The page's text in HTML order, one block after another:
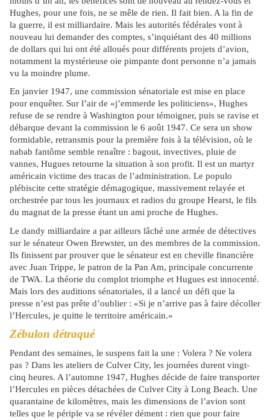
Hughes, pour une fois, ne se mêle de rien. Il fait bien. A la fin de
la guerre, il est milliardaire. Mais les autorités fédérales vont à
nouveau lui demander des comptes, s’inquiétant des 40 millions
de dollars qui lui ont été alloués pour différents projets d’avion,
notamment la mystérieuse oie pimpante dont personne n’a jamais
vu la moindre plume.
En janvier 1947, une commission sénatoriale est mise en place
pour enquêter. Sur l’air de «j’emmerde les politiciens», Hughes
refuse de se rendre à Washington pour témoigner, puis se ravise et
débarque devant la commission le 6 août 1947. Ce sera un show
formidable, retransmis pour la première fois à la télévision, où le
nabab fantôme semble renaître : bagout, invectives, pluie de
vannes, Hugues retourne la situation à son profit. Il est un martyr
américain victime des tracas de l’administration. Le populo
plébiscite cette stratégie démagogique, massivement relayée et
orchestrée par tous les journaux et radios du groupe Hearst, le fils
du magnat de la presse étant un ami proche de Hughes.
Le dandy milliardaire a par ailleurs lâché une armée de détectives
sur le sénateur Owen Brewster, un des membres de la commission.
Ils finissent par prouver que le sénateur est en cheville financière
avec Juan Trippe, le patron de la Pan Am, principale concurrente
de TWA. La théorie du complot triomphe et Hugues est innocenté.
Mais lors des auditions sénatoriales, il a lancé un défi que la
presse n’est pas prête d’oublier : «Si je n’arrive pas à faire décoller
l’Hercules, je quitte le territoire américain.»
Zébulon détraqué
Pendant des semaines, le suspens fait la une : Volera ? Ne volera
pas ? Dans les ateliers de Culver City, les journées durent vingt-
cinq heures. A l’automne 1947, Hughes décide de faire transporter
l’Hercules en pièces détachées de Culver City à Long Beach. Une
quarantaine de kilomètres, mais les dimensions de l’avion sont
telles que le périple va se révéler dément : rien que pour faire